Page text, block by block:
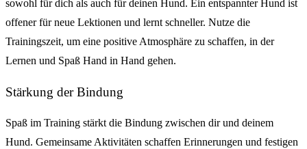
sowohl für dich als auch für deinen Hund. Ein entspannter Hund ist
offener für neue Lektionen und lernt schneller. Nutze die
Trainingszeit, um eine positive Atmosphäre zu schaffen, in der
Lernen und Spaß Hand in Hand gehen.
Stärkung der Bindung
Spaß im Training stärkt die Bindung zwischen dir und deinem
Hund. Gemeinsame Aktivitäten schaffen Erinnerungen und festigen